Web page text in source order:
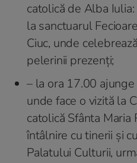
catolică de Alba
la sanctuarul
Ciuc, unde
pelerinii prezenți;
– la ora 17.00
unde face o vizită la
catolică Sfânta
întâlnire cu tinerii și
Palatului Culturii,